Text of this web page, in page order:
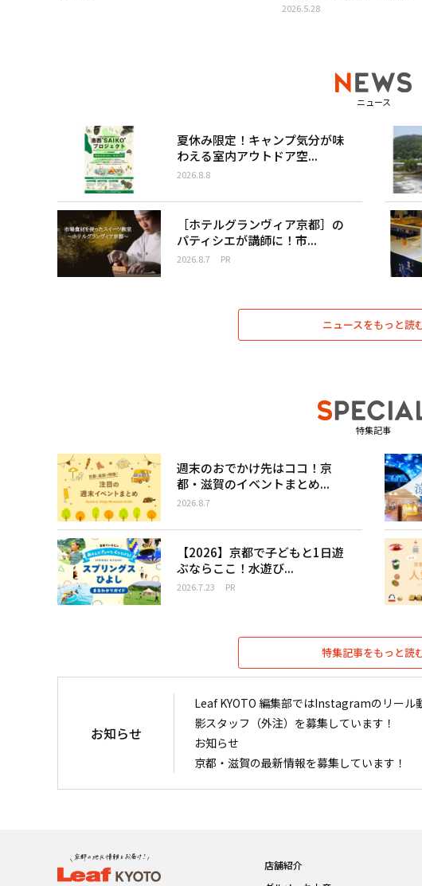
2026.5.28
ニュース
夏休み限定！キャンプ気分が味
わえる室内アウトドア空...
2026.8.8
［ホテルグランヴィア京都］の
パティシエが講師に！市...
2026.8.7 PR
ニュースをもっと読
特集記事
週末のおでかけ先はココ！京
都・滋賀のイベントまとめ...
2026.8.7
【2026】京都で子どもと1日遊
ぶならここ！水遊び...
2026.7.23 PR
特集記事をもっと読
お知らせ
Leaf KYOTO 編集部ではInstagramのリール
影スタッフ（外注）を募集しています！
お知らせ
京都・滋賀の最新情報を募集しています！
店舗紹介